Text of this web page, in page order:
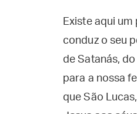
Existe aqui
conduz o seu
de Satanás,
para a nossa
que São